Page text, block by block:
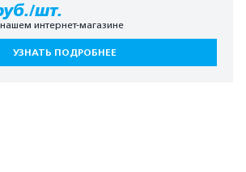
шт.
интернет-магазине
УЗНАТЬ ПОДРОБНЕЕ